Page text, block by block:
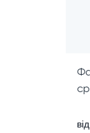
від